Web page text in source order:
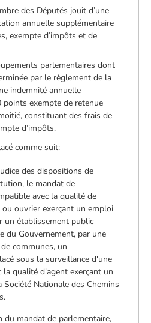
des Députés jouit d’une
annuelle supplémentaire
exempte d’impôts et de
parlementaires dont
par le règlement de la
indemnité annuelle
exempte de retenue
constituant des frais de
d’impôts.
comme suit:
des dispositions de
le mandat de
avec la qualité de
ouvrier exerçant un emploi
un établissement public
du Gouvernement, par une
communes, un
sous la surveillance d'une
la qualité d'agent exerçant un
Nationale des Chemins
du mandat de parlementaire,